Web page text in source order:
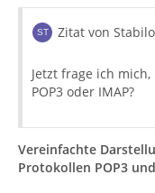
Zitat von
Jetzt frage ich
POP3 oder IMAP?
Vereinfachte
Protokollen POP3